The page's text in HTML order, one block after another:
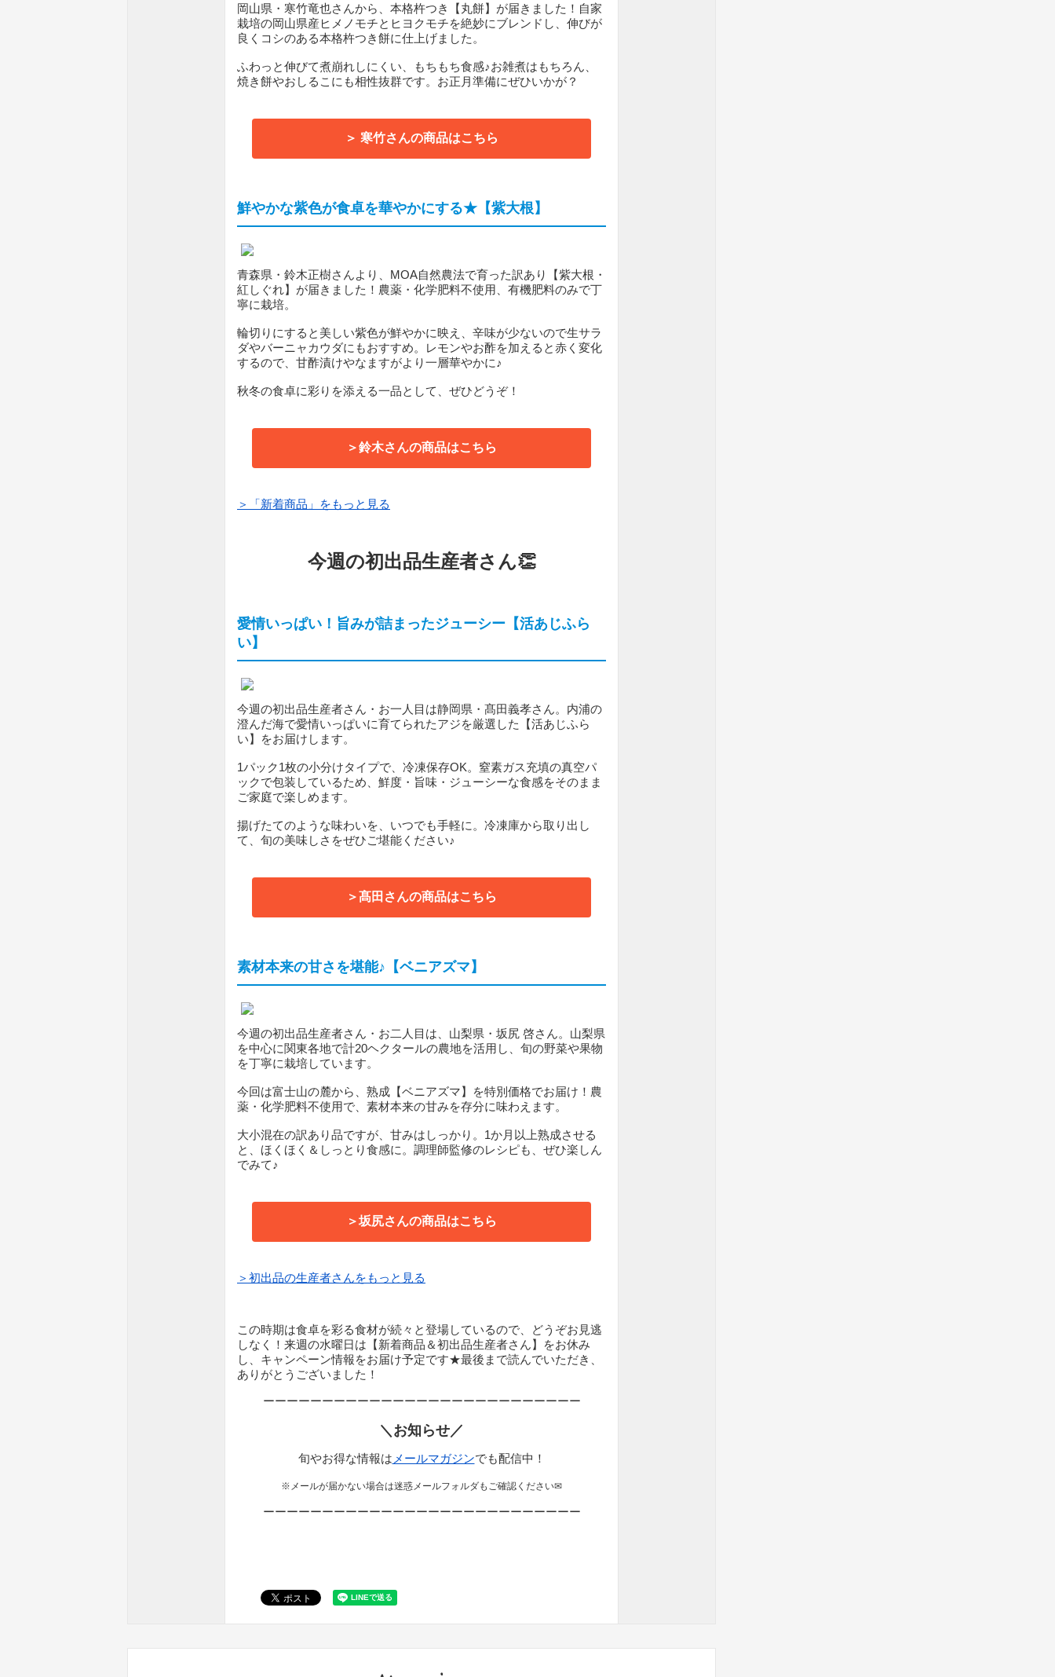
岡山県・寒竹竜也さんから、本格杵つき【丸餅】が届きました！自家
栽培の岡山県産ヒメノモチとヒヨクモチを絶妙にブレンドし、伸びが
良くコシのある本格杵つき餅に仕上げました。
ふわっと伸びて煮崩れしにくい、もちもち食感♪お雑煮はもちろん、
焼き餅やおしるこにも相性抜群です。お正月準備にぜひいかが？
＞ 寒竹さんの商品はこちら
鮮やかな紫色が食卓を華やかにする★【紫大根】
青森県・鈴木正樹さんより、MOA自然農法で育った訳あり【紫大根・
紅しぐれ】が届きました！農薬・化学肥料不使用、有機肥料のみで丁
寧に栽培。
輪切りにすると美しい紫色が鮮やかに映え、辛味が少ないので生サラ
ダやバーニャカウダにもおすすめ。レモンやお酢を加えると赤く変化
するので、甘酢漬けやなますがより一層華やかに♪
秋冬の食卓に彩りを添える一品として、ぜひどうぞ！
＞鈴木さんの商品はこちら
＞「新着商品」をもっと見る
今週の初出品生産者さん👏
愛情いっぱい！旨みが詰まったジューシー【活あじふら
い】
今週の初出品生産者さん・お一人目は静岡県・髙田義孝さん。内浦の
澄んだ海で愛情いっぱいに育てられたアジを厳選した【活あじふら
い】をお届けします。
1パック1枚の小分けタイプで、冷凍保存OK。窒素ガス充填の真空パ
ックで包装しているため、鮮度・旨味・ジューシーな食感をそのまま
ご家庭で楽しめます。
揚げたてのような味わいを、いつでも手軽に。冷凍庫から取り出し
て、旬の美味しさをぜひご堪能ください♪
＞髙田さんの商品はこちら
素材本来の甘さを堪能♪【ベニアズマ】
今週の初出品生産者さん・お二人目は、山梨県・坂尻 啓さん。山梨県
を中心に関東各地で計20ヘクタールの農地を活用し、旬の野菜や果物
を丁寧に栽培しています。
今回は富士山の麓から、熟成【ベニアズマ】を特別価格でお届け！農
薬・化学肥料不使用で、素材本来の甘みを存分に味わえます。
大小混在の訳あり品ですが、甘みはしっかり。1か月以上熟成させる
と、ほくほく＆しっとり食感に。調理師監修のレシピも、ぜひ楽しん
でみて♪
＞坂尻さんの商品はこちら
＞初出品の生産者さんをもっと見る
この時期は食卓を彩る食材が続々と登場しているので、どうぞお見逃
しなく！来週の水曜日は【新着商品＆初出品生産者さん】をお休み
し、キャンペーン情報をお届け予定です★最後まで読んでいただき、
ありがとうございました！
ーーーーーーーーーーーーーーーーーーーーーーーーーーー
＼お知らせ／
旬やお得な情報は メールマガジンでも配信中！
※メールが届かない場合は迷惑メールフォルダもご確認ください✉
ーーーーーーーーーーーーーーーーーーーーーーーーーーー